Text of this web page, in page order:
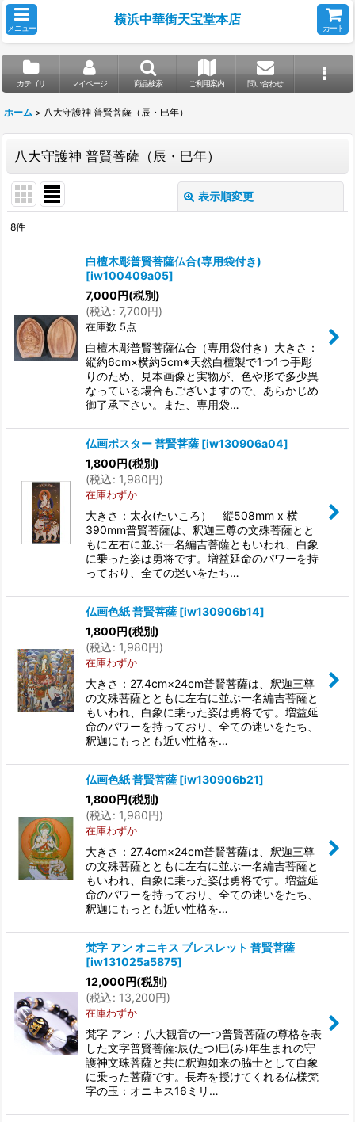
メニュー
横浜中華街天宝堂本店
カート
カテゴリ マイページ 商品検索 ご利用案内 問い合わせ
ホーム > 八大守護神 普賢菩薩（辰・巳年）
八大守護神 普賢菩薩（辰・巳年）
表示順変更
8件
白檀木彫普賢菩薩仏合(専用袋付き)
[iw100409a05]
7,000円(税別)
(税込: 7,700円)
在庫数 5点
白檀木彫普賢菩薩仏合（専用袋付き）大きさ：
縦約6cm×横約5cm※天然白檀製で1つ1つ手彫
りのため、見本画像と実物が、色や形で多少異
なっている場合もございますので、あらかじめ
御了承下さい。また、専用袋…
仏画ポスター 普賢菩薩 [iw130906a04]
1,800円(税別)
(税込: 1,980円)
在庫わずか
大きさ：太衣(たいころ） 縦508mm x 横
390mm普賢菩薩は、釈迦三尊の文殊菩薩とと
もに左右に並ぶ一名編吉菩薩ともいわれ、白象
に乗った姿は勇将です。増益延命のパワーを持
っており、全ての迷いをたち…
仏画色紙 普賢菩薩 [iw130906b14]
1,800円(税別)
(税込: 1,980円)
在庫わずか
大きさ：27.4cm×24cm普賢菩薩は、釈迦三尊
の文殊菩薩とともに左右に並ぶ一名編吉菩薩と
もいわれ、白象に乗った姿は勇将です。増益延
命のパワーを持っており、全ての迷いをたち、
釈迦にもっとも近い性格を…
仏画色紙 普賢菩薩 [iw130906b21]
1,800円(税別)
(税込: 1,980円)
在庫わずか
大きさ：27.4cm×24cm普賢菩薩は、釈迦三尊
の文殊菩薩とともに左右に並ぶ一名編吉菩薩と
もいわれ、白象に乗った姿は勇将です。増益延
命のパワーを持っており、全ての迷いをたち、
釈迦にもっとも近い性格を…
梵字 アン オニキス ブレスレット 普賢菩薩
[iw131025a5875]
12,000円(税別)
(税込: 13,200円)
在庫わずか
梵字 アン：八大観音の一つ普賢菩薩の尊格を表
した文字普賢菩薩:辰(たつ)巳(み)年生まれの守
護神文珠菩薩と共に釈迦如来の脇士として白象
に乗った菩薩です。長寿を授けてくれる仏様梵
字の玉：オニキス16ミリ…